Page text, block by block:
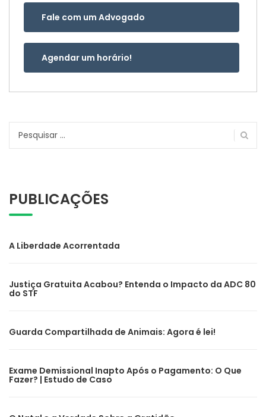
Fale com um Advogado
Agendar um horário!
Pesquisar
PUBLICAÇÕES
A Liberdade Acorrentada
Justiça Gratuita Acabou? Entenda o Impacto da ADC 80
do STF
Guarda Compartilhada de Animais: Agora é lei!
Exame Demissional Inapto Após o Pagamento: O Que
Fazer? | Estudo de Caso